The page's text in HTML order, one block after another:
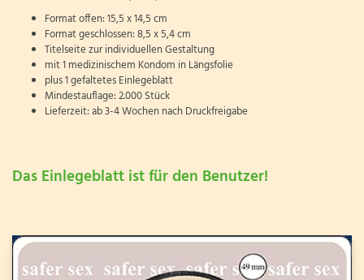
Format offen: 15,5 x 14,5 cm
Format geschlossen: 8,5 x 5,4 cm
Titelseite zur individuellen Gestaltung
mit 1 medizinischem Kondom in Längsfolie
plus 1 gefaltetes Einlegeblatt
Mindestauflage: 2.000 Stück
Lieferzeit: ab 3-4 Wochen nach Druckfreigabe
Das Einlegeblatt ist für den Benutzer!